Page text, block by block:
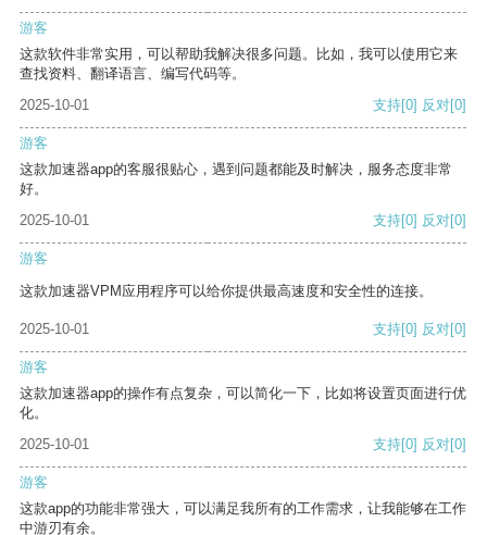
游客
这款软件非常实用，可以帮助我解决很多问题。比如，我可以使用它来
查找资料、翻译语言、编写代码等。
2025-10-01
支持[0] 反对[0]
游客
这款加速器app的客服很贴心，遇到问题都能及时解决，服务态度非常
好。
2025-10-01
支持[0] 反对[0]
游客
这款加速器VPM应用程序可以给你提供最高速度和安全性的连接。
2025-10-01 支持[0] 反对[0]
游客
这款加速器app的操作有点复杂，可以简化一下，比如将设置页面进行优
化。
2025-10-01
支持[0] 反对[0]
游客
这款app的功能非常强大，可以满足我所有的工作需求，让我能够在工作
中游刃有余。